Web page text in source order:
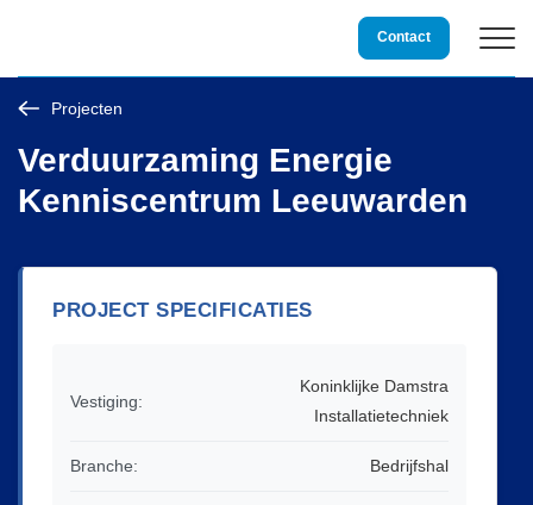
Duurzame techniek
Installatietechniek
Contact
Projecten
Verduurzaming Energie
Kenniscentrum Leeuwarden
PROJECT SPECIFICATIES
Vestiging:
Koninklijke Damstra
Installatietechniek
Branche: Bedrijfshal